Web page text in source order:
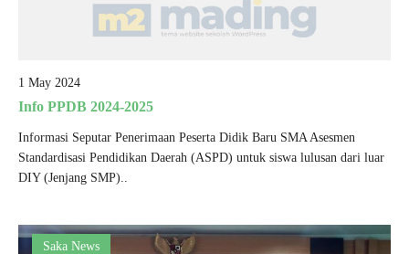
1 May 2024
Info PPDB 2024-2025
Informasi Seputar Penerimaan Peserta Didik Baru SMA Asesmen
Standardisasi Pendidikan Daerah (ASPD) untuk siswa lulusan dari luar
DIY (Jenjang SMP)..
Saka News